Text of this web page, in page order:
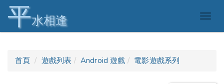
平水相逢
首頁 遊戲列表 Android 遊戲 電影遊戲系列